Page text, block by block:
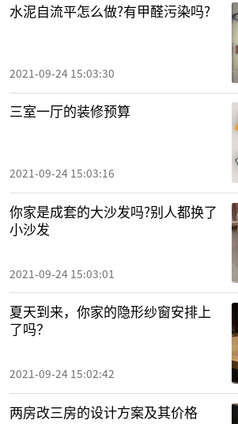
水泥自流平怎么做?有甲醛污染吗?
2021-09-24 15:03:30
三室一厅的装修预算
2021-09-24 15:03:16
你家是成套的大沙发吗?别人都换了
小沙发
2021-09-24 15:03:01
夏天到来，你家的隐形纱窗安排上
了吗？
2021-09-24 15:02:42
两房改三房的设计方案及其价格